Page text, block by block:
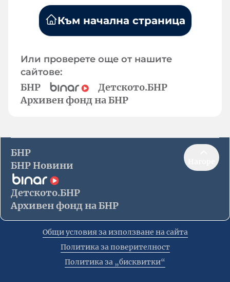
Към начална страница
Или проверете още от нашите
сайтове:
БНР
Детското.БНР
Архивен фонд на БНР
БНР
БНР Новини
Детското.БНР
Архивен фонд на БНР
Общи условия за използване на сайта
Политика за поверителност
Политика за „бисквитки“